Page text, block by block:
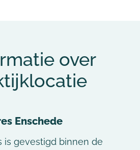
over
Enschede
is gevestigd binnen de